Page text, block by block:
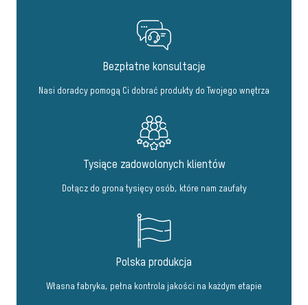
Bezpłatne konsultacje
Nasi doradcy pomogą Ci dobrać produkty do Twojego wnętrza
Tysiące zadowolonych klientów
Dołącz do grona tysięcy osób, które nam zaufały
Polska produkcja
Własna fabryka, pełna kontrola jakości na każdym etapie